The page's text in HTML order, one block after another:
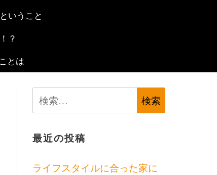
いうこと
？
とは
検
索:
最近の投稿
ライフスタイルに合った家に